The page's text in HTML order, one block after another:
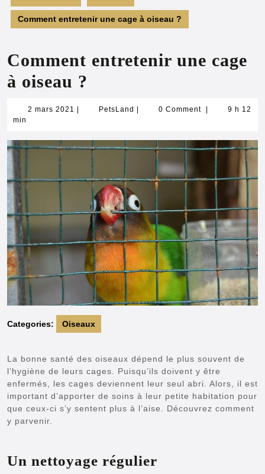
Comment entretenir une cage à oiseau ?
Comment entretenir une cage
à oiseau ?
2 mars 2021 2
PetsLand PetsLand0 Comment
9 h 12
min
Categories: Oiseaux
La bonne santé des oiseaux dépend le plus souvent de
l’hygiène de leurs cages. Puisqu’ils doivent y être
enfermés, les cages deviennent leur seul abri. Alors, il est
important d’apporter de soins à leur petite habitation pour
que ceux-ci s’y sentent plus à l’aise. Découvrez comment
y parvenir.
Un nettoyage régulier